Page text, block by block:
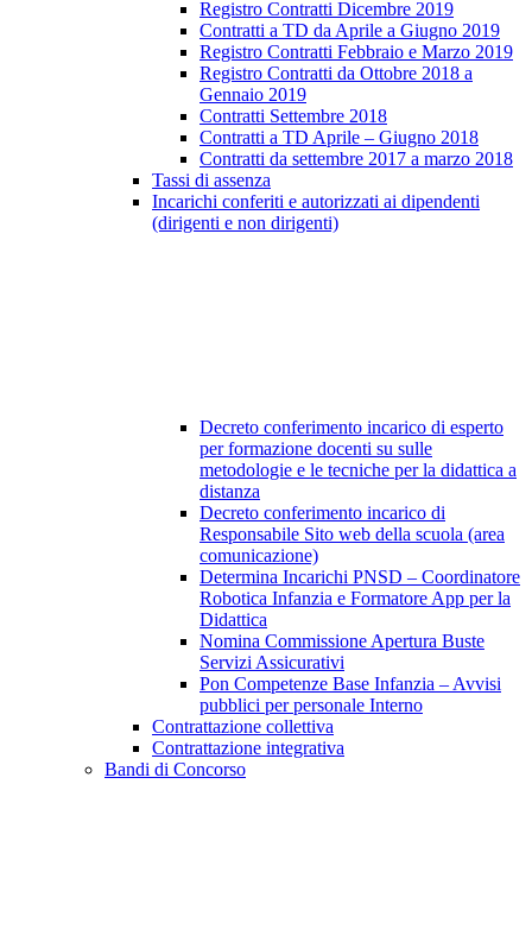
Registro Contratti Dicembre 2019
Contratti a TD da Aprile a Giugno 2019
Registro Contratti Febbraio e Marzo 2019
Registro Contratti da Ottobre 2018 a
Gennaio 2019
Contratti Settembre 2018
Contratti a TD Aprile – Giugno 2018
Contratti da settembre 2017 a marzo 2018
Tassi di assenza
Incarichi conferiti e autorizzati ai dipendenti
(dirigenti e non dirigenti)
Decreto conferimento incarico di esperto
per formazione docenti su sulle
metodologie e le tecniche per la didattica a
distanza
Decreto conferimento incarico di
Responsabile Sito web della scuola (area
comunicazione)
Determina Incarichi PNSD – Coordinatore
Robotica Infanzia e Formatore App per la
Didattica
Nomina Commissione Apertura Buste
Servizi Assicurativi
Pon Competenze Base Infanzia – Avvisi
pubblici per personale Interno
Contrattazione collettiva
Contrattazione integrativa
Bandi di Concorso